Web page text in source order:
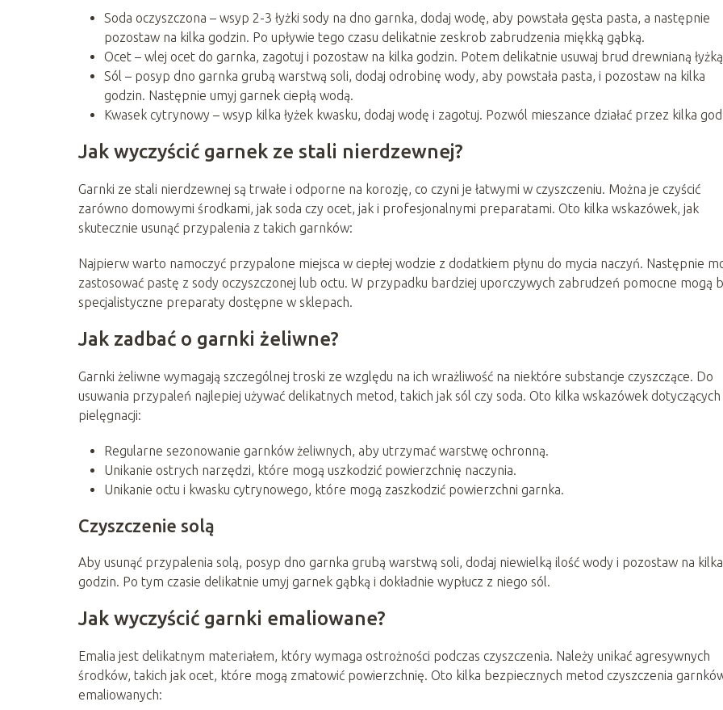
Soda oczyszczona – wsyp 2-3 łyżki sody na dno garnka, dodaj wodę, aby powstała gęsta pasta, a następnie
pozostaw na kilka godzin. Po upływie tego czasu delikatnie zeskrob zabrudzenia miękką gąbką.
Ocet – wlej ocet do garnka, zagotuj i pozostaw na kilka godzin. Potem delikatnie usuwaj brud drewnianą
Sól – posyp dno garnka grubą warstwą soli, dodaj odrobinę wody, aby powstała pasta, i pozostaw na kilka
godzin. Następnie umyj garnek ciepłą wodą.
Kwasek cytrynowy – wsyp kilka łyżek kwasku, dodaj wodę i zagotuj. Pozwól mieszance działać przez kilka
Jak wyczyścić garnek ze stali nierdzewnej?
Garnki ze stali nierdzewnej są trwałe i odporne na korozję, co czyni je łatwymi w czyszczeniu. Można je czyścić
zarówno domowymi środkami, jak soda czy ocet, jak i profesjonalnymi preparatami. Oto kilka wskazówek, jak
skutecznie usunąć przypalenia z takich garnków:
Najpierw warto namoczyć przypalone miejsca w ciepłej wodzie z dodatkiem płynu do mycia naczyń. Następnie
zastosować pastę z sody oczyszczonej lub octu. W przypadku bardziej uporczywych zabrudzeń pomocne mogą
specjalistyczne preparaty dostępne w sklepach.
Jak zadbać o garnki żeliwne?
Garnki żeliwne wymagają szczególnej troski ze względu na ich wrażliwość na niektóre substancje czyszczące. Do
usuwania przypaleń najlepiej używać delikatnych metod, takich jak sól czy soda. Oto kilka wskazówek dotyczących
pielęgnacji:
Regularne sezonowanie garnków żeliwnych, aby utrzymać warstwę ochronną.
Unikanie ostrych narzędzi, które mogą uszkodzić powierzchnię naczynia.
Unikanie octu i kwasku cytrynowego, które mogą zaszkodzić powierzchni garnka.
Czyszczenie solą
Aby usunąć przypalenia solą, posyp dno garnka grubą warstwą soli, dodaj niewielką ilość wody i pozostaw na kilka
godzin. Po tym czasie delikatnie umyj garnek gąbką i dokładnie wypłucz z niego sól.
Jak wyczyścić garnki emaliowane?
Emalia jest delikatnym materiałem, który wymaga ostrożności podczas czyszczenia. Należy unikać agresywnych
środków, takich jak ocet, które mogą zmatowić powierzchnię. Oto kilka bezpiecznych metod czyszczenia
emaliowanych: